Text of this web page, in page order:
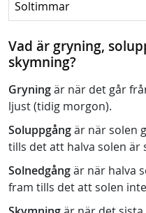
Soltimmar
Vad är gryning,
skymning?
Gryningär när det går
ljust (tidig morgon).
Soluppgångär när solen
tills det att halva solen är
Solnedgångär när halva
fram tills det att solen